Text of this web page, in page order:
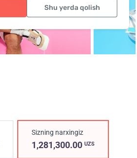
Shu yerda qolish
Sizning narxingiz
1,281,300.00UZS